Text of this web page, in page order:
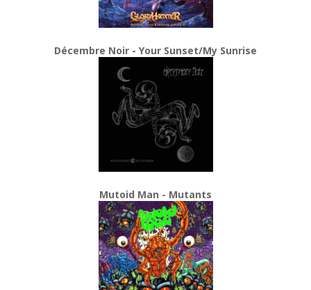
Décembre Noir - Your Sunset/My Sunrise
Mutoid Man - Mutants